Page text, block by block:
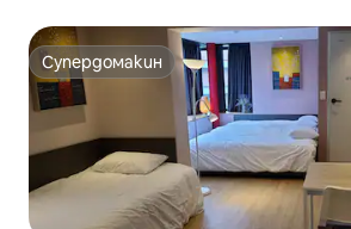
Супердомакин
Супердомакин